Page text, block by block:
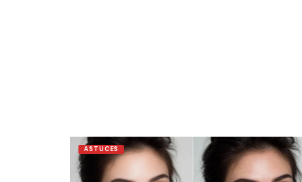
ASTUCES